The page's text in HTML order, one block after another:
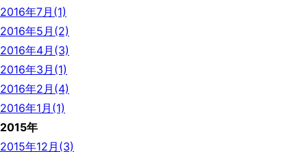
2016年7月(1)
2016年5月(2)
2016年4月(3)
2016年3月(1)
2016年2月(4)
2016年1月(1)
2015年
2015年12月(3)